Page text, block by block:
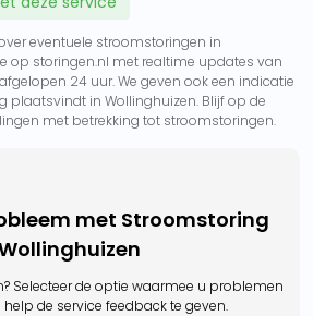
eventuele stroomstoringen in
op storingen.nl met realtime updates van
24 uur. We geven ook een indicatie
plaatsvindt in Wollinghuizen. Blijf op de
met betrekking tot stroomstoringen.
met Stroomstoring
Selecteer de optie waarmee u problemen
de service feedback te geven.